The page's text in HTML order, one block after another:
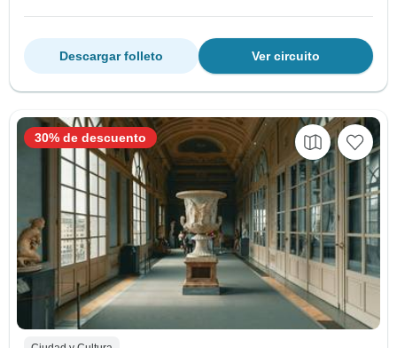
Ver circuito
Descargar folleto
30% de descuento